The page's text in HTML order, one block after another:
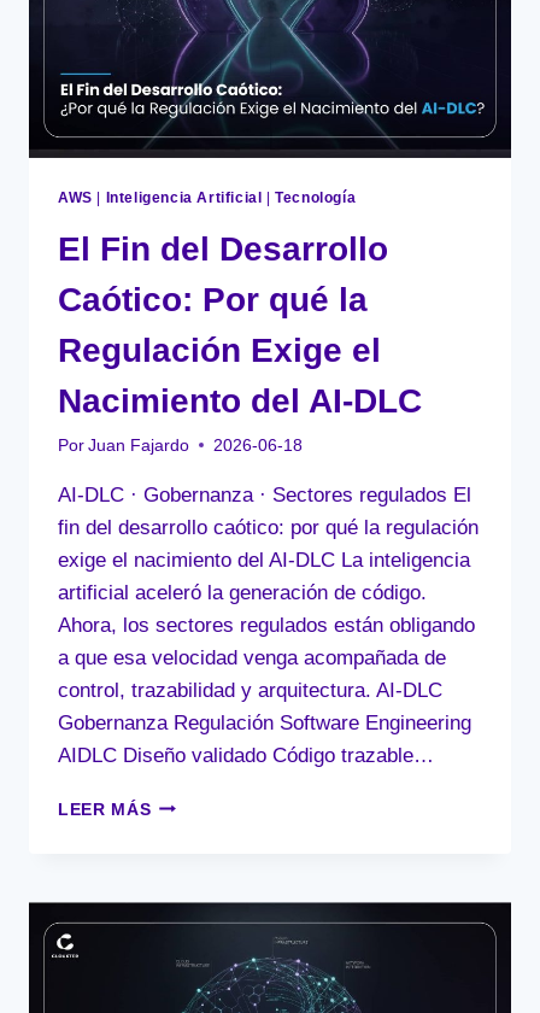
AWS | Inteligencia Artificial |Tecnología
El Fin del Desarrollo
Caótico: Por qué la
Regulación Exige el
Nacimiento del AI-DLC
Por Juan Fajardo 2026-06-18
AI-DLC · Gobernanza · Sectores regulados El
fin del desarrollo caótico: por qué la regulación
exige el nacimiento del AI-DLC La inteligencia
artificial aceleró la generación de código.
Ahora, los sectores regulados están obligando
a que esa velocidad venga acompañada de
control, trazabilidad y arquitectura. AI-DLC
Gobernanza Regulación Software Engineering
AIDLC Diseño validado Código trazable…
LEER MÁS EL
CAÓTICO:
QUÉ
REGULACIÓN